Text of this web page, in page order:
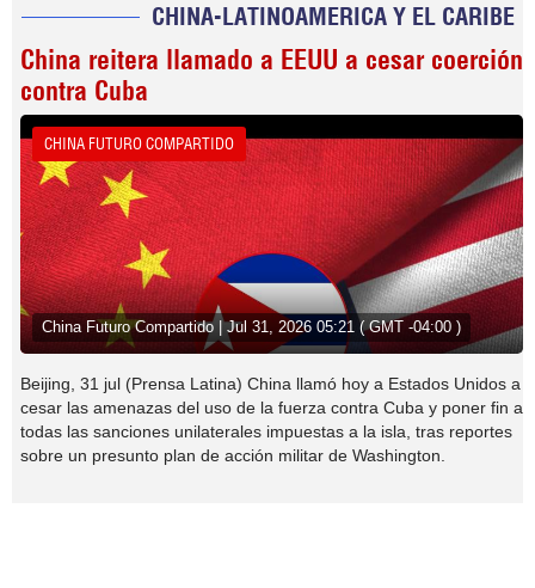
CHINA-LATINOAMERICA Y EL CARIBE
China reitera llamado a EEUU a cesar coerción
contra Cuba
CHINA FUTURO COMPARTIDO
China Futuro Compartido | Jul 31, 2026 05:21 ( GMT -04:00 )
Beijing, 31 jul (Prensa Latina) China llamó hoy a Estados Unidos a
cesar las amenazas del uso de la fuerza contra Cuba y poner fin a
todas las sanciones unilaterales impuestas a la isla, tras reportes
sobre un presunto plan de acción militar de Washington.